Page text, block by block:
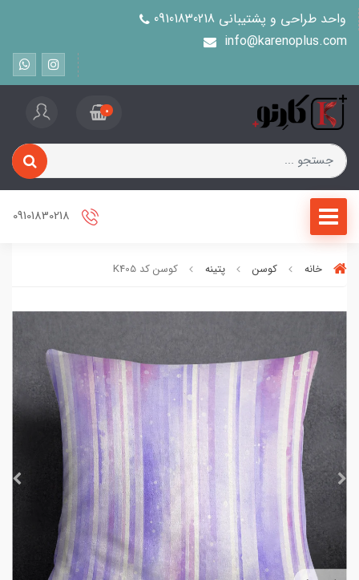
واحد طراحی و پشتیبانی 09101830218
info@karenoplus.com
0
خانه کوسن پتینه کوسن کد K405